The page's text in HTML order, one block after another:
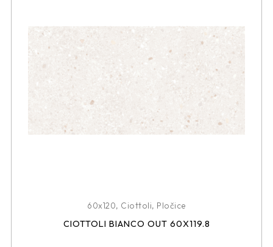
60x120, Ciottoli, Pločice
CIOTTOLI BIANCO OUT 60X119.8